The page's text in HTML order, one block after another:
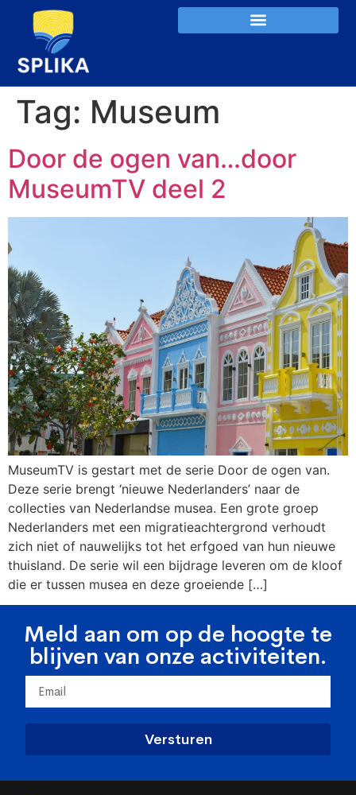
Tag: Museum
Door de ogen van…door
MuseumTV deel 2
MuseumTV is gestart met de serie Door de ogen van.
Deze serie brengt ‘nieuwe Nederlanders’ naar de
collecties van Nederlandse musea. Een grote groep
Nederlanders met een migratieachtergrond verhoudt
zich niet of nauwelijks tot het erfgoed van hun nieuwe
thuisland. De serie wil een bijdrage leveren om de kloof
die er tussen musea en deze groeiende […]
Meld aan om op de hoogte te
blijven van onze activiteiten.
Versturen